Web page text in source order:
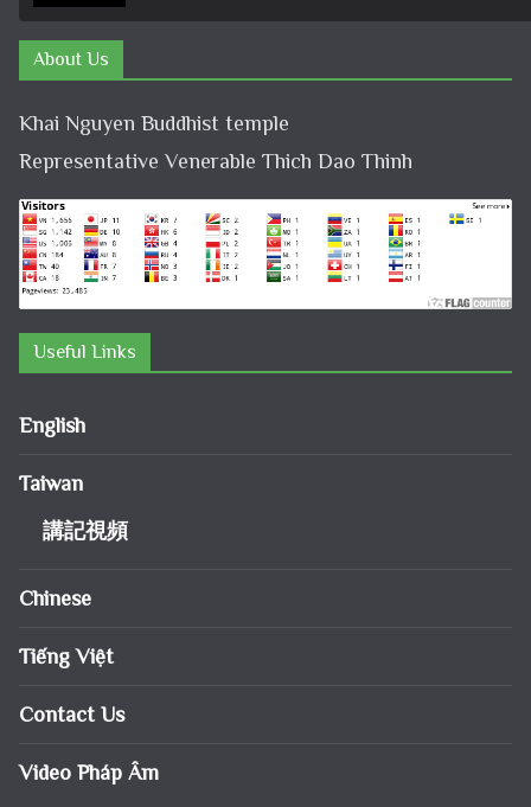
About Us
Khai Nguyen Buddhist temple
Representative Venerable Thich Dao Thinh
Useful Links
English
Taiwan
講記視頻
Chinese
Tiếng Việt
Contact Us
Video Pháp Âm